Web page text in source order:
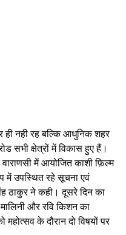
ही नही रह बल्कि आधुनिक शहर
सभी क्षेत्रों में विकास हुए हैं।
में आयोजित काशी फ़िल्म
में उपस्थित रहे सूचना एवं
ठाकुर ने कही। दूसरे दिन का
और रवि किशन का
के दौरान दो विषयों पर